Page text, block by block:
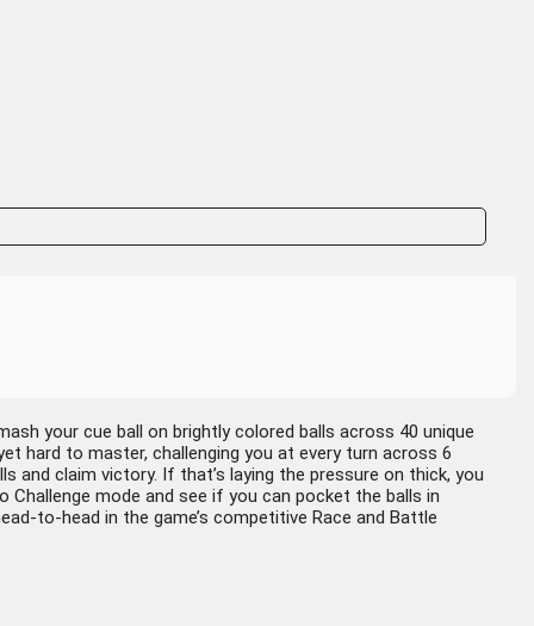
your cue ball on brightly colored balls across 40 unique
hard to master, challenging you at every turn across 6
claim victory. If that’s laying the pressure on thick, you
mode and see if you can pocket the balls in
to-head in the game’s competitive Race and Battle